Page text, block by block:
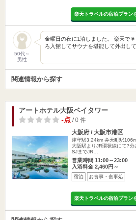
楽天トラベルの宿泊プラン
50代～
男性
金曜日の夜に1泊しました。 楽天で
ろ入館してサウナを堪能して外出し
関連情報から探す
アートホテル大阪ベイタワー
-点/ 0 件
大阪府 / 大阪市港区
津守駅3.24km 弁天町駅
大阪駅よりJR環状線にて7
SJまでJR…
営業時間 11:00～23:00
入浴料金 2,460円～
宿泊 お食事・食事処
楽天トラベルの宿泊プラン